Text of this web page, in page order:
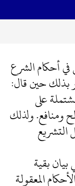
أحكام الشرع
بذلك حين قال:
على
ولذلك
بقية
المعقولة